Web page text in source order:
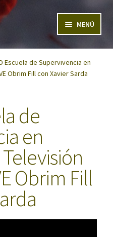
MENÚ
en Territorio PlayD
Escuela de Supervivencia en
Obrim Fill con Xavier Sarda
de
en
Obrim Fill